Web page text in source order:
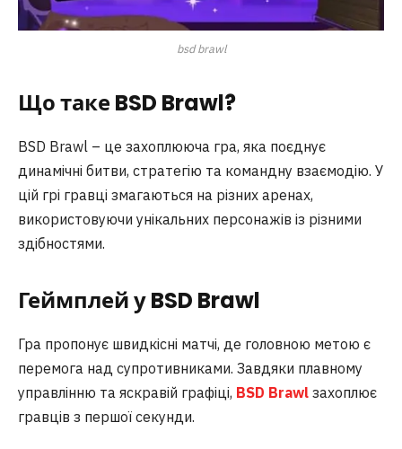
bsd brawl
Що таке BSD Brawl?
BSD Brawl – це захоплююча гра, яка поєднує
динамічні битви, стратегію та командну взаємодію. У
цій грі гравці змагаються на різних аренах,
використовуючи унікальних персонажів із різними
здібностями.
Геймплей у BSD Brawl
Гра пропонує швидкісні матчі, де головною метою є
перемога над супротивниками. Завдяки плавному
управлінню та яскравій графіці, BSD Brawl захоплює
гравців з першої секунди.